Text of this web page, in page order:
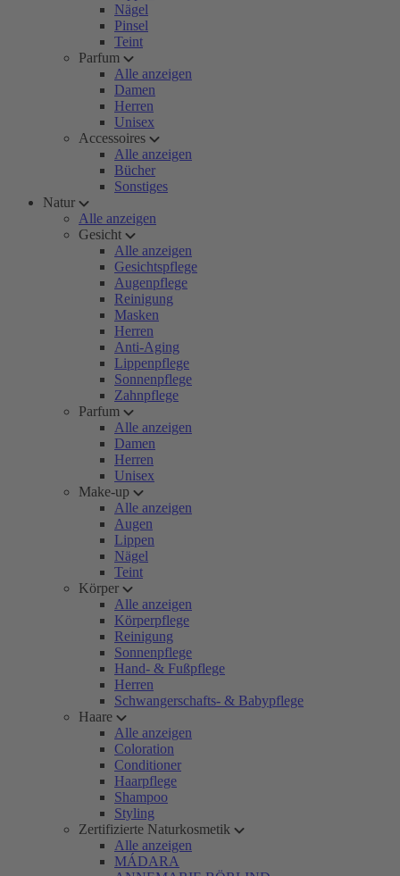
Nägel
Pinsel
Teint
Parfum
Alle anzeigen
Damen
Herren
Unisex
Accessoires
Alle anzeigen
Bücher
Sonstiges
Natur
Alle anzeigen
Gesicht
Alle anzeigen
Gesichtspflege
Augenpflege
Reinigung
Masken
Herren
Anti-Aging
Lippenpflege
Sonnenpflege
Zahnpflege
Parfum
Alle anzeigen
Damen
Herren
Unisex
Make-up
Alle anzeigen
Augen
Lippen
Nägel
Teint
Körper
Alle anzeigen
Körperpflege
Reinigung
Sonnenpflege
Hand- & Fußpflege
Herren
Schwangerschafts- & Babypflege
Haare
Alle anzeigen
Coloration
Conditioner
Haarpflege
Shampoo
Styling
Zertifizierte Naturkosmetik
Alle anzeigen
MÁDARA